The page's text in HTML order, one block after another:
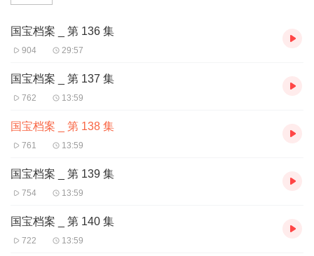
国宝档案 _ 第 136 集
904 29:57
国宝档案 _ 第 137 集
762 13:59
国宝档案 _ 第 138 集
761 13:59
国宝档案 _ 第 139 集
754 13:59
国宝档案 _ 第 140 集
722 13:59